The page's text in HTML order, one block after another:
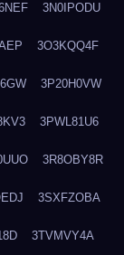
3N0IPODU
3O3KQQ4F
3P20H0VW
3PWL81U6
3R8OBY8R
3SXFZOBA
3TVMVY4A